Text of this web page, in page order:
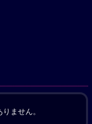
ません。